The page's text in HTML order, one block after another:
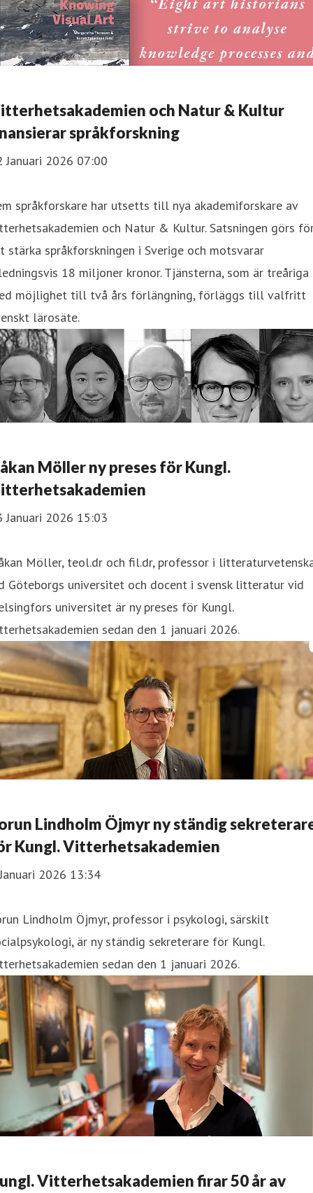
och Natur & Kultur
språkforskning
Januari 2026 07:00
språkforskare har utsetts till nya akademiforskare av
och Natur & Kultur. Satsningen görs
stärka språkforskningen i Sverige och motsvarar
18 miljoner kronor. Tjänsterna, som är treåriga
möjlighet till två års förlängning, förläggs till valfritt
lärosäte.
Möller ny preses för Kungl.
Januari 2026 15:03
Möller, teol.dr och fil.dr, professor i
Göteborgs universitet och docent i svensk litteratur vid
universitet är ny preses för Kungl.
sedan den 1 januari 2026.
Lindholm Öjmyr ny ständig
Kungl. Vitterhetsakademien
2026 13:34
Lindholm Öjmyr, professor i psykologi, särskilt
är ny ständig sekreterare för Kungl.
sedan den 1 januari 2026.
Vitterhetsakademien firar 50 år av